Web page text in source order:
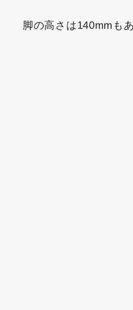
脚の高さは140mmも